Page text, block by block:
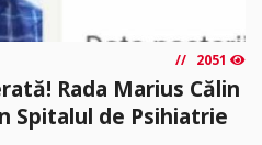
2051
Rada Marius Călin
Spitalul de Psihiatrie